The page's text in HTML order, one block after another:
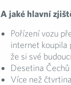
A jaké hlavní
Pořízení vozu
internet koupila
že si své
Desetina
Více než